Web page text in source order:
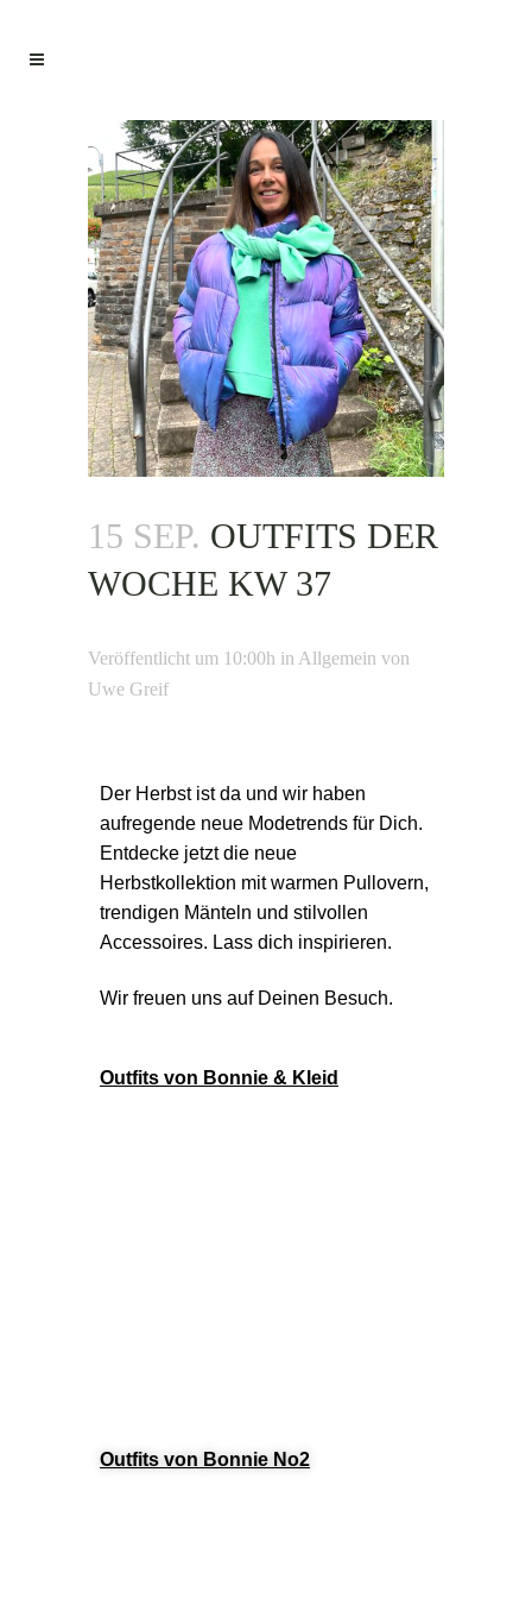
15 SEP. OUTFITS DER
WOCHE KW 37
Veröffentlicht um 10:00h in Allgemein von
Uwe Greif
Der Herbst ist da und wir haben
aufregende neue Modetrends für Dich.
Entdecke jetzt die neue
Herbstkollektion mit warmen Pullovern,
trendigen Mänteln und stilvollen
Accessoires. Lass dich inspirieren.
Wir freuen uns auf Deinen Besuch.
Outfits von Bonnie & Kleid
Outfits von Bonnie No2